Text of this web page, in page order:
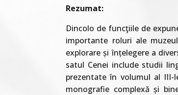
Rezumat:
Dincolo de funcţiile de
importante roluri ale
explorare și înțelegere a
satul Cenei include studii
prezentate în volumul al III-
monografie complexă și